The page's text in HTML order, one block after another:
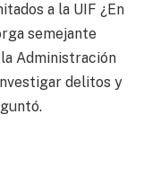
a la UIF ¿En
semejante
Administración
delitos y